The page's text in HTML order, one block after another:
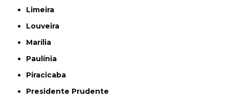
Limeira
Louveira
Marília
Paulínia
Piracicaba
Presidente Prudente